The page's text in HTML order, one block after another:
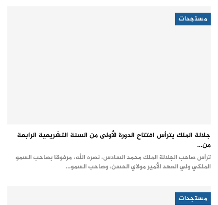
مستجدات
جلالة الملك يترأس افتتاح الدورة الأولى من السنة التشريعية الرابعة
من…
ترأس صاحب الجلالة الملك محمد السادس، نصره الله، مرفوقا بصاحب السمو
الملكي ولي العهد الأمير مولاي الحسن، وصاحب السمو…
مستجدات